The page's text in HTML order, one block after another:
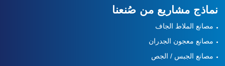
نماذج مشاريع من صُنعنا
مصانع الملاط الجاف
مصانع معجون الجدران
مصانع الجبس / الجص